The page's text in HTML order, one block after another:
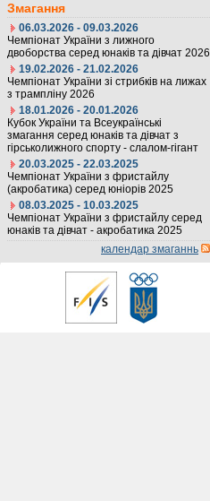
Змагання
06.03.2026 - 09.03.2026
Чемпіонат України з лижного
двоборства серед юнаків та дівчат 2026
19.02.2026 - 21.02.2026
Чемпіонат України зі стрибків на лижах
з трампліну 2026
18.01.2026 - 20.01.2026
Кубок України та Всеукраїнські
змагання серед юнаків та дівчат з
гірськолижного спорту - слалом-гігант
20.03.2025 - 22.03.2025
Чемпіонат України з фристайлу
(акробатика) серед юніорів 2025
08.03.2025 - 10.03.2025
Чемпіонат України з фристайлу серед
юнаків та дівчат - акробатика 2025
календар змаганнь